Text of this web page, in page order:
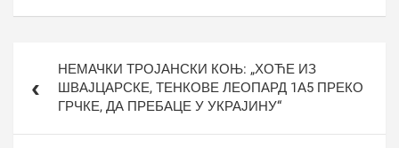
чланкаНЕМАЧКИ ТРОЈАНСКИ КОЊ: „ХОЋЕ ИЗ
ШВАЈЦАРСКЕ, ТЕНКОВЕ ЛЕОПАРД 1А5 ПРЕКО
ГРЧКЕ, ДА ПРЕБАЦЕ У УКРАЈИНУ“